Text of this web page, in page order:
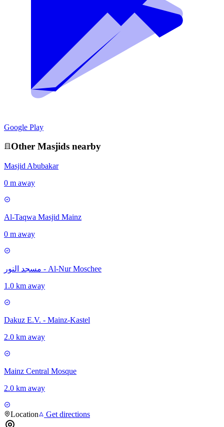
Google Play
Other Masjids nearby
Masjid Abubakar
0 m away
Al-Taqwa Masjid Mainz
0 m away
مسجد النور - Al-Nur Moschee
1.0 km away
Dakuz E.V. - Mainz-Kastel
2.0 km away
Mainz Central Mosque
2.0 km away
Location Get directions